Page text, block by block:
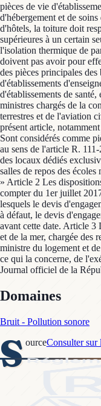
pièces de vie
d'hébergement et de
d'hôtels, la toiture doit
supérieures à un certain
l'isolation thermique de
doivent pas avoir pour
des pièces principales
d'établissements
d'établissements de
ministres chargés de la
terrestres et de l'aviation
présent article,
Sont considérés comme
au sens de l'article R.
des locaux dédiés
salles de repos des
» Article 2 Les
compter du 1er juillet
lesquels le devis
à défaut, le devis
avant cette date. Article 3
et de la mer, chargée des
ministre du logement et
ce qui la concerne, de
Journal officiel de la
Domaines
Bruit - Pollution sonore
S ourceConsulter sur